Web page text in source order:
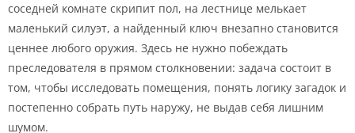
соседней комнате скрипит пол, на лестнице мелькает
маленький силуэт, а найденный ключ внезапно становится
ценнее любого оружия. Здесь не нужно побеждать
преследователя в прямом столкновении: задача состоит в
том, чтобы исследовать помещения, понять логику загадок и
постепенно собрать путь наружу, не выдав себя лишним
шумом.